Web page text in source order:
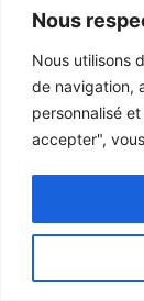
Nous
Nous utilisons
de navigation,
personnalisé
accepter",